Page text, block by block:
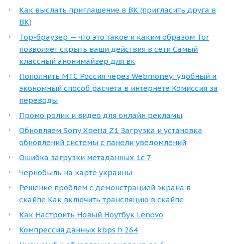
Как выслать приглашение в ВК (пригласить друга в
ВК)
Тор-браузер — что это такое и каким образом Tor
позволяет скрыть ваши действия в сети Самый
классный анонимайзер для вк
Пополнить МТС Россия через Webmoney: удобный и
экономный способ расчета в интернете Комиссия за
переводы
Промо ролик и видео для онлайн рекламы
Обновляем Sony Xperia Z1 Загрузка и установка
обновлений системы с панели уведомлений
Ошибка загрузки метаданных 1с 7
Чернобыль на карте украины
Решение проблем с демонстрацией экрана в
скайпе Как включить трансляцию в скайпе
Как Настроить Новый Ноутбук Lenovo
Компрессия данных kbps h 264